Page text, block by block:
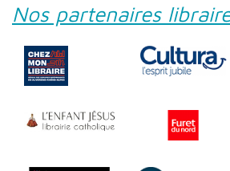
Nos partenaires